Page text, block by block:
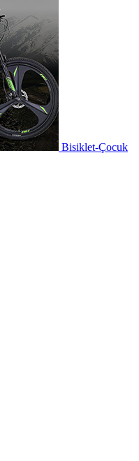
Bisiklet-Çocuk